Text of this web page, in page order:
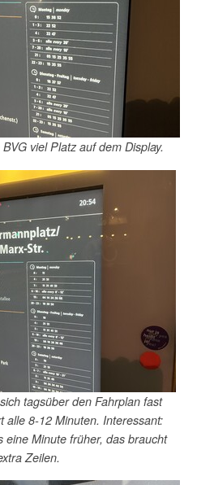
viel Platz auf dem Display.
tagsüber den Fahrplan fast
alle 8-12 Minuten. Interessant:
eine Minute früher, das braucht
Zeilen.